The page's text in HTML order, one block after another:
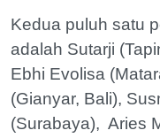
Kedua puluh satu
adalah Sutarji
Ebhi Evolisa
(Gianyar, Bali),
(Surabaya), Aries